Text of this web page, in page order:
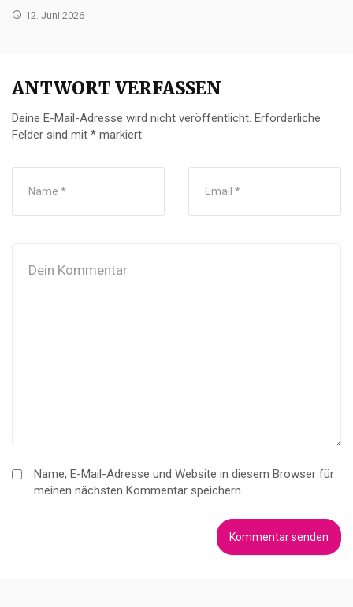
12. Juni 2026
ANTWORT VERFASSEN
Deine E-Mail-Adresse wird nicht veröffentlicht. Erforderliche
Felder sind mit * markiert
Name, E-Mail-Adresse und Website in diesem Browser für
meinen nächsten Kommentar speichern.